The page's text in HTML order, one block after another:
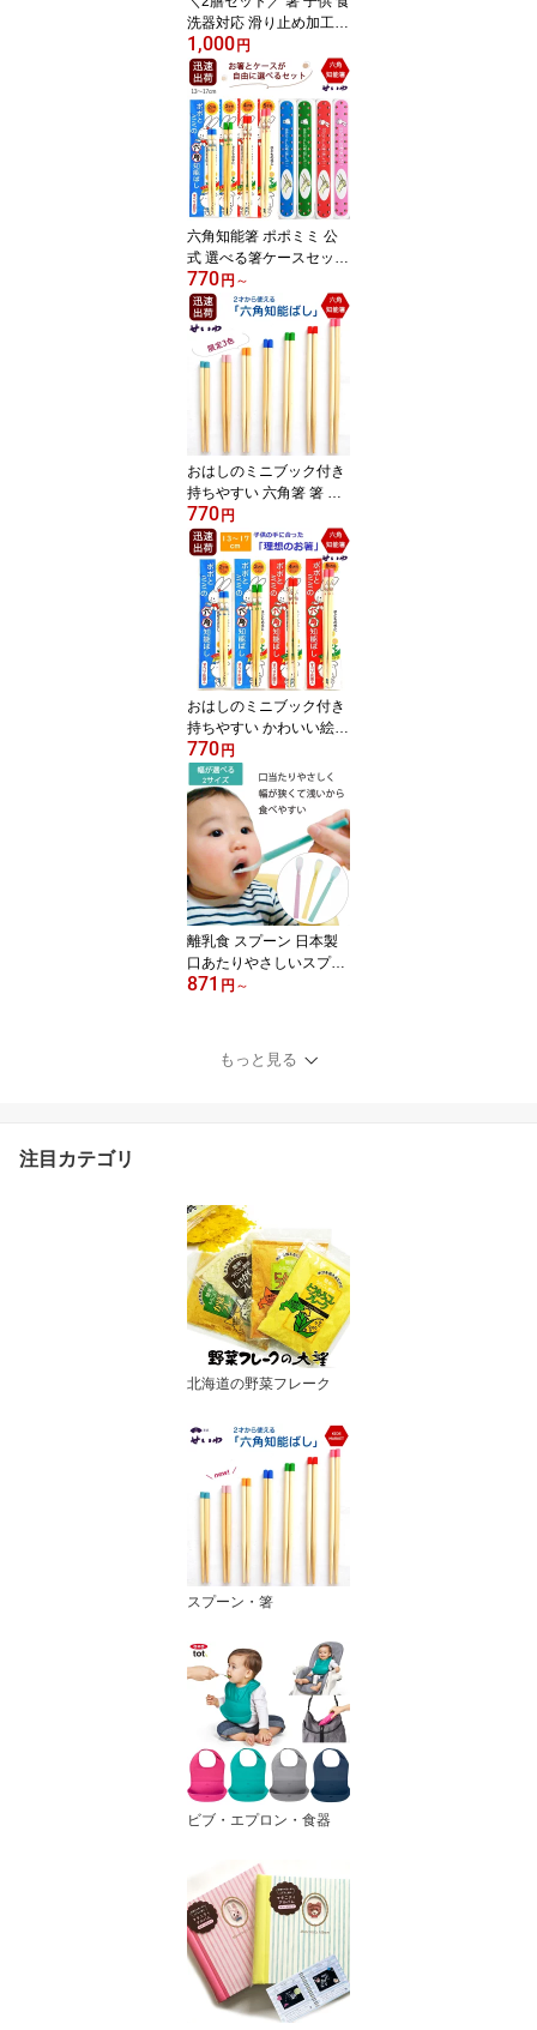
洗器対応 滑り止め加工 1
8cm 日本製 2膳セット 新
幹線 電車 消防車 動物 10
00円ポッキリ 送料無料
日本製
1,000 円
六角知能箸 ポポミミ 公
式 選べる箸ケースセット
子供用 箸 正規品 13cm〜
17cm おはしのミニブッ
ク付き 箸匠せいわ 日本
製 食洗機対応
770 円 ～
おはしのミニブック付き
持ちやすい 六角箸 箸 こ
ども 子供 六角知能箸 無
地 トレーニング 正規品 1
3cm〜19cm せいわ 日本
製 食洗機対応 塗装 無塗
装 おけいこ箸
770 円
おはしのミニブック付き
持ちやすい かわいい絵柄
あり 六角箸 こども 子供
六角知能箸 ポポとミミ
正規品 子供用 箸 食洗機
対応 日本製 せいわ
770 円
離乳食 スプーン 日本製
口あたりやさしいスプー
ン ベビー用 離乳食 冷た
871 円 ～
もっと見る
注目カテゴリ
北海道の野菜フレーク
スプーン・箸
ビブ・エプロン・食器